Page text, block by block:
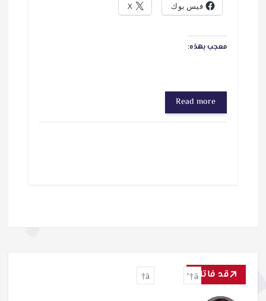
فيس بوك X
معجب بهذه:
Read more
قد فاتك